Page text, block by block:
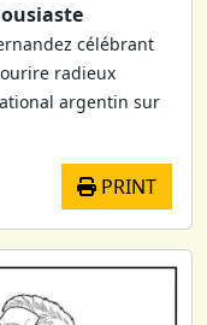
célébrant
radieux
argentin sur
PRINT